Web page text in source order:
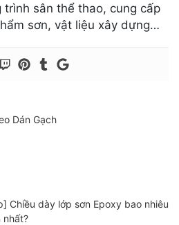
trình sân thể thao, cung cấp
sơn, vật liệu xây dựng…
Dán Gạch
Chiều dày lớp sơn Epoxy bao nhiêu
nhất?